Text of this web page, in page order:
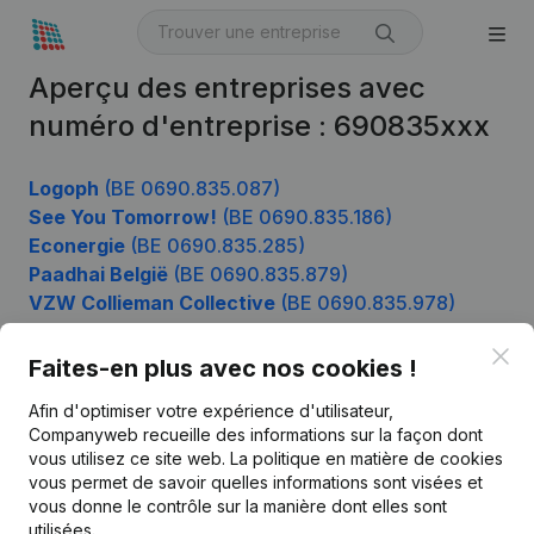
Aperçu des entreprises avec
numéro d'entreprise : 690835xxx
Logoph (BE 0690.835.087)
See You Tomorrow! (BE 0690.835.186)
Econergie (BE 0690.835.285)
Paadhai België (BE 0690.835.879)
VZW Collieman Collective (BE 0690.835.978)
Faites-en plus avec nos cookies !
Afin d'optimiser votre expérience d'utilisateur,
Companyweb recueille des informations sur la façon dont
vous utilisez ce site web. La politique en matière de cookies
vous permet de savoir quelles informations sont visées et
vous donne le contrôle sur la manière dont elles sont
utilisées.
Français
Informations d’entreprise
Monitoring